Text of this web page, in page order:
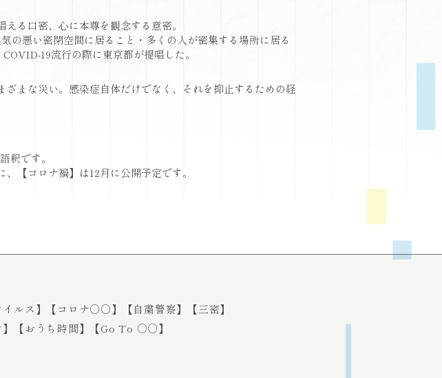
る口密、心に本尊を観念する意密。
悪い密閉空間に居ること・多くの人が密集する場所に居る
19流行の際に東京都が提唱した。
まな災い。感染症自体だけでなく、それを抑止するための経
釈です。
【コロナ禍】は12月に公開予定です。
ルス】 【コロナ○○】 【自粛警察】
【三密】
【おうち時間】 【Go To ○○】